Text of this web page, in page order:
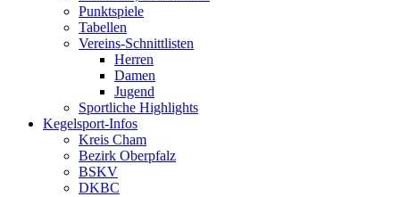
Punktspiele
Tabellen
Vereins-Schnittlisten
Herren
Damen
Jugend
Sportliche Highlights
Kegelsport-Infos
Kreis Cham
Bezirk Oberpfalz
BSKV
DKBC